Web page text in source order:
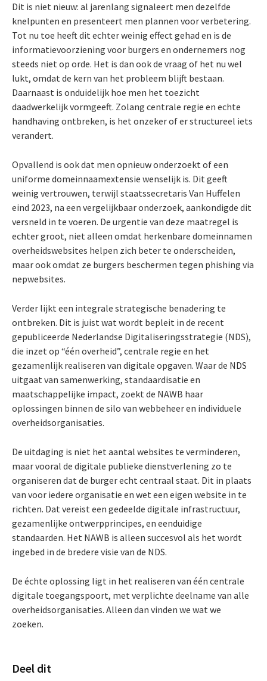
Dit is niet nieuw: al jarenlang signaleert men dezelfde
knelpunten en presenteert men plannen voor verbetering.
Tot nu toe heeft dit echter weinig effect gehad en is de
informatievoorziening voor burgers en ondernemers nog
steeds niet op orde. Het is dan ook de vraag of het nu wel
lukt, omdat de kern van het probleem blijft bestaan.
Daarnaast is onduidelijk hoe men het toezicht
daadwerkelijk vormgeeft. Zolang centrale regie en echte
handhaving ontbreken, is het onzeker of er structureel iets
verandert.
Opvallend is ook dat men opnieuw onderzoekt of een
uniforme domeinnaamextensie wenselijk is. Dit geeft
weinig vertrouwen, terwijl staatssecretaris Van Huffelen
eind 2023, na een vergelijkbaar onderzoek, aankondigde dit
versneld in te voeren. De urgentie van deze maatregel is
echter groot, niet alleen omdat herkenbare domeinnamen
overheidswebsites helpen zich beter te onderscheiden,
maar ook omdat ze burgers beschermen tegen phishing via
nepwebsites.
Verder lijkt een integrale strategische benadering te
ontbreken. Dit is juist wat wordt bepleit in de recent
gepubliceerde Nederlandse Digitaliseringsstrategie (NDS),
die inzet op “één overheid”, centrale regie en het
gezamenlijk realiseren van digitale opgaven. Waar de NDS
uitgaat van samenwerking, standaardisatie en
maatschappelijke impact, zoekt de NAWB haar
oplossingen binnen de silo van webbeheer en individuele
overheidsorganisaties.
De uitdaging is niet het aantal websites te verminderen,
maar vooral de digitale publieke dienstverlening zo te
organiseren dat de burger echt centraal staat. Dit in plaats
van voor iedere organisatie en wet een eigen website in te
richten. Dat vereist een gedeelde digitale infrastructuur,
gezamenlijke ontwerpprincipes, en eenduidige
standaarden. Het NAWB is alleen succesvol als het wordt
ingebed in de bredere visie van de NDS.
De échte oplossing ligt in het realiseren van één centrale
digitale toegangspoort, met verplichte deelname van alle
overheidsorganisaties. Alleen dan vinden we wat we
zoeken.
Deel dit